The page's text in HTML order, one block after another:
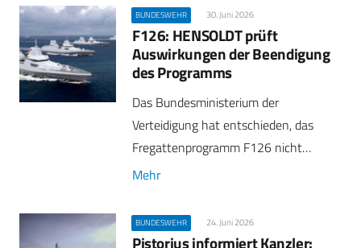
BUNDESWEHR 30. Juni 2026
F126: HENSOLDT prüft
Auswirkungen der Beendigung
des Programms
Das Bundesministerium der
Verteidigung hat entschieden, das
Fregattenprogramm F126 nicht…
Mehr
BUNDESWEHR 24. Juni 2026
Pistorius informiert Kanzler: